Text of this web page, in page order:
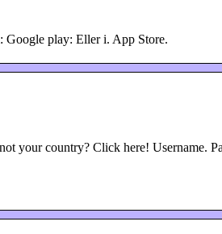
Google play: Eller i. App Store.
your country? Click here! Username.